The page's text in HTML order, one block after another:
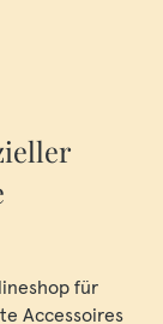
für
Accessoires